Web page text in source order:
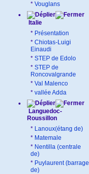
* Vouglans
Italie
* Présentation
* Chiotas-Luigi
Einaudi
* STEP de Edolo
* STEP de
Roncovalgrande
* Val Malenco
* vallée Adda
Languedoc-
Roussillon
* Lanoux(étang de)
* Matemale
* Nentilla (centrale
de)
* Puylaurent (barrage
de)